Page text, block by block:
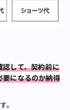
して、契約前に
要になるのか納得
。